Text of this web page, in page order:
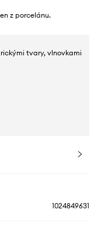
z porcelánu.
tvary, vlnovkami
1024849631